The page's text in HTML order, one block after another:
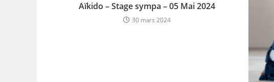
Aïkido – Stage sympa – 05 Mai 2024
30 mars 2024